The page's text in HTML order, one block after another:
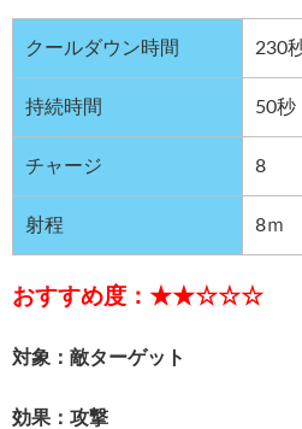
クールダウン時間 230
持続時間 50秒
チャージ 8
射程 8ｍ
おすすめ度：★★☆☆☆
対象：敵ターゲット
効果：攻撃